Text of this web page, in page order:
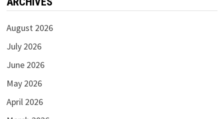
ARCHIVES
August 2026
July 2026
June 2026
May 2026
April 2026